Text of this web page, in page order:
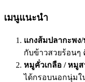
เมนูแนะนำ
แกงส้มปลากะพง
กับข้าวสวยร้อนๆ
หมูคั่วเกลือ / หมู
ได้กรอบนอกนุ่มใ